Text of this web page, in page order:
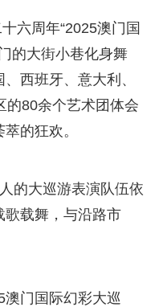
周年“2025澳门国
的大街小巷化身舞
西班牙、意大利、
的80余个艺术团体会
的狂欢。
大巡游表演队伍依
歌载舞，与沿路市
门国际幻彩大巡